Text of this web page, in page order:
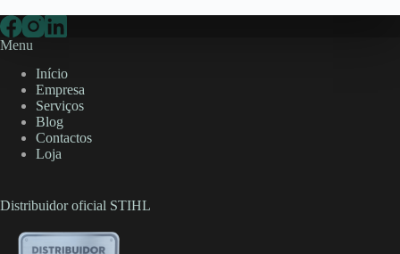
Menu
Início
Empresa
Serviços
Blog
Contactos
Loja
Distribuidor oficial STIHL